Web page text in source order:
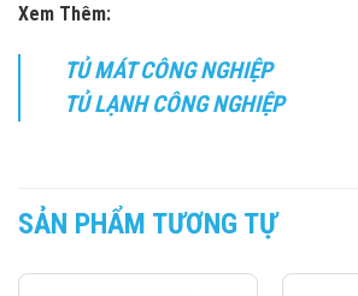
Xem Thêm:
TỦ MÁT CÔNG NGHIỆP
TỦ LẠNH CÔNG NGHIỆP
SẢN PHẨM TƯƠNG TỰ